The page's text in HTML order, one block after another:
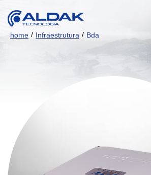
home / Infraestrutura / Bda